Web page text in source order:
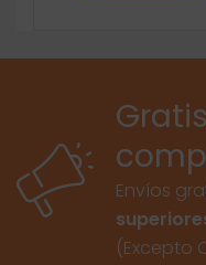
Envíos
(Excepto